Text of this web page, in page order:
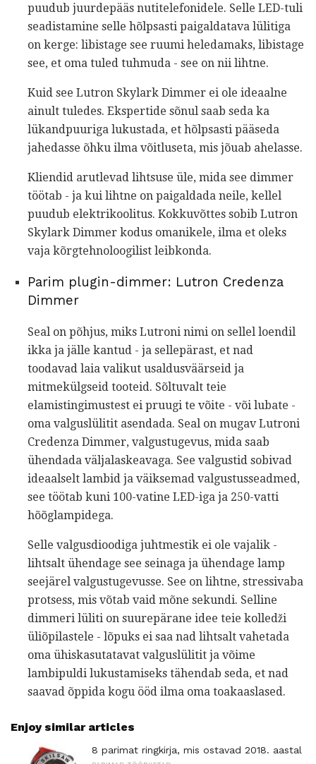
puudub juurdepääs nutitelefonidele. Selle LED-tuli
seadistamine selle hõlpsasti paigaldatava lülitiga
on kerge: libistage see ruumi heledamaks, libistage
see, et oma tuled tuhmuda - see on nii lihtne.
Kuid see Lutron Skylark Dimmer ei ole ideaalne
ainult tuledes. Ekspertide sõnul saab seda ka
lükandpuuriga lukustada, et hõlpsasti pääseda
jahedasse õhku ilma võitluseta, mis jõuab ahelasse.
Kliendid arutlevad lihtsuse üle, mida see dimmer
töötab - ja kui lihtne on paigaldada neile, kellel
puudub elektrikoolitus. Kokkuvõttes sobib Lutron
Skylark Dimmer kodus omanikele, ilma et oleks
vaja kõrgtehnoloogilist leibkonda.
Parim plugin-dimmer: Lutron Credenza
Dimmer
Seal on põhjus, miks Lutroni nimi on sellel loendil
ikka ja jälle kantud - ja sellepärast, et nad
toodavad laia valikut usaldusväärseid ja
mitmekülgseid tooteid. Sõltuvalt teie
elamistingimustest ei pruugi te võite - või lubate -
oma valguslülitit asendada. Seal on mugav Lutroni
Credenza Dimmer, valgustugevus, mida saab
ühendada väljalaskeavaga. See valgustid sobivad
ideaalselt lambid ja väiksemad valgustusseadmed,
see töötab kuni 100-vatine LED-iga ja 250-vatti
hõõglampidega.
Selle valgusdioodiga juhtmestik ei ole vajalik -
lihtsalt ühendage see seinaga ja ühendage lamp
seejärel valgustugevusse. See on lihtne, stressivaba
protsess, mis võtab vaid mõne sekundi. Selline
dimmeri lüliti on suurepärane idee teie kolledži
üliõpilastele - lõpuks ei saa nad lihtsalt vahetada
oma ühiskasutatavat valguslülitit ja võime
lambipuldi lukustamiseks tähendab seda, et nad
saavad õppida kogu ööd ilma oma toakaaslased.
Enjoy similar articles
8 parimat ringkirja, mis ostavad 2018. aastal